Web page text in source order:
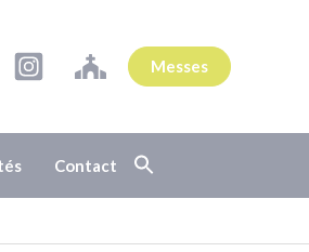
Messes
Contact